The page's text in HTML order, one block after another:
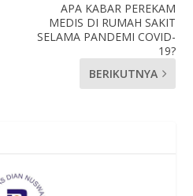
APA KABAR PEREKAM
MEDIS DI RUMAH SAKIT
SELAMA PANDEMI COVID-
19?
BERIKUTNYA